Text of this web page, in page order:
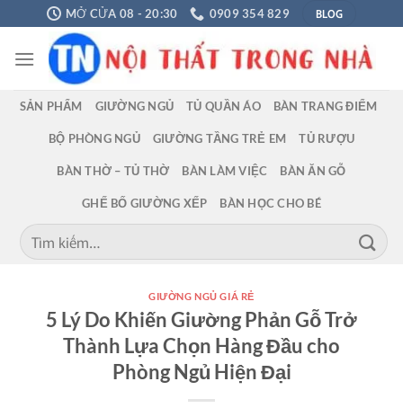
Chuyển
đến
nội
MỞ CỬA 08 - 20:30 0909 354 829 BLOG
SẢN PHẨM GIƯỜNG NGỦ TỦ QUẦN ÁO BÀN TRANG ĐIỂM
BỘ PHÒNG NGỦ GIƯỜNG TẦNG TRẺ EM TỦ RƯỢU
BÀN THỜ – TỦ THỜ BÀN LÀM VIỆC BÀN ĂN GỖ
GHẾ BỐ GIƯỜNG XẾP BÀN HỌC CHO BÉ
Tìm
kiếm:
GIƯỜNG NGỦ GIÁ RẺ
5 Lý Do Khiến Giường Phản Gỗ Trở
Thành Lựa Chọn Hàng Đầu cho
Phòng Ngủ Hiện Đại